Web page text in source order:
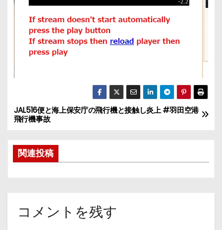
投
ナ
ー
JAL516便と海上保安庁の飛行機と接触し炎上 #羽田空港
飛行機事故
関連投稿
コメントを残す